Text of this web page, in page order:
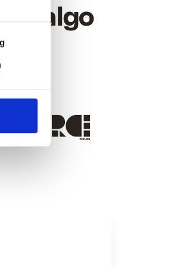
algo